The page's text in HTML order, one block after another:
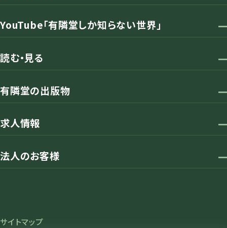
YouTube「有隣堂しか知らない世界」
読む・見る
有隣堂の出版物
求人情報
法人のお客様
サイトマップ